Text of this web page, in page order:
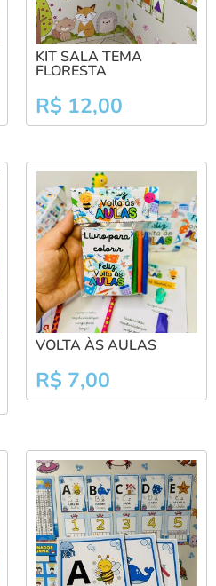
KIT SALA TEMA
FLORESTA
R$ 12,00
VOLTA ÀS AULAS
R$ 7,00